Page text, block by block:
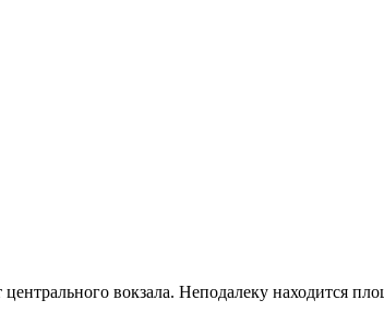
вокзала. Неподалеку находится